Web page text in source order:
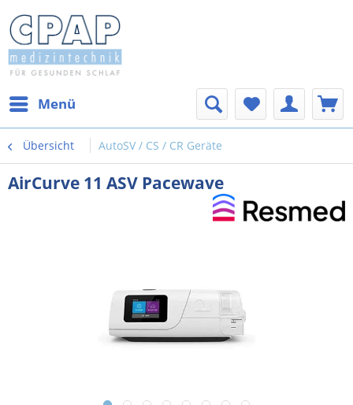
Menü
Übersicht AutoSV / CS / CR Geräte
AirCurve 11 ASV Pacewave